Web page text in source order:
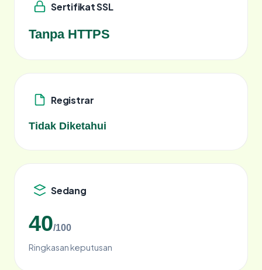
Sertifikat SSL
Tanpa HTTPS
Registrar
Tidak Diketahui
Sedang
40/100
Ringkasan keputusan